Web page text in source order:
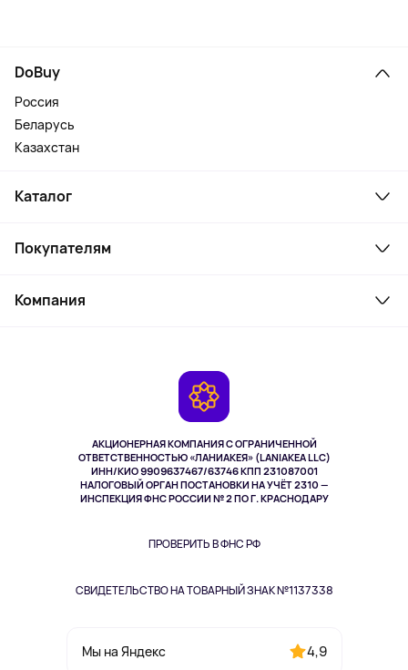
АКЦИОНЕРНАЯ КОМПАНИЯ С ОГРАНИЧЕННОЙ
ОТВЕТСТВЕННОСТЬЮ «ЛАНИАКЕЯ» (LANIAKEA LLC)
ИНН/КИО 9909637467/63746 КПП 231087001
НАЛОГОВЫЙ ОРГАН ПОСТАНОВКИ НА УЧЁТ 2310 —
ИНСПЕКЦИЯ ФНС РОССИИ № 2 ПО Г. КРАСНОДАРУ
ПРОВЕРИТЬ В ФНС РФ
СВИДЕТЕЛЬСТВО НА ТОВАРНЫЙ ЗНАК №1137338
Мы на Яндекс 4,9
DoBuy
Россия
Беларусь
Казахстан
Каталог
Ноутбуки, мониторы, VR
Парфюмерия и косметика
Одежда и аксессуары
Покупателям
Как заказать
Компания